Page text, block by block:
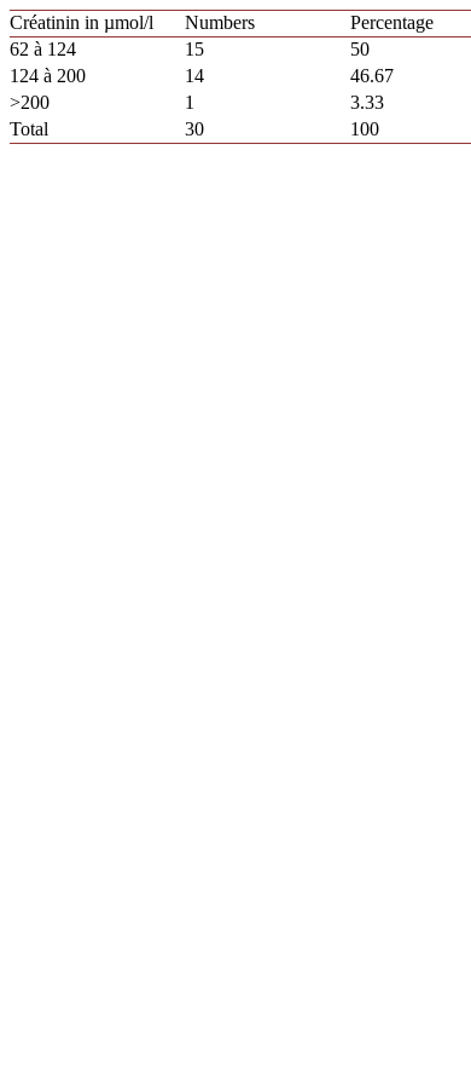
Créatinin in µmol/l Numbers
Percentage
62 à 124
15
50
124 à 200
14
46.67
>200
1
3.33
Total
30 100